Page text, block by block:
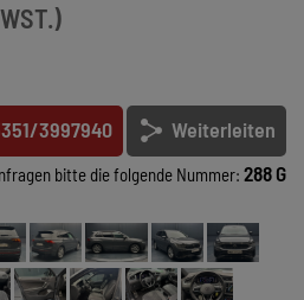
3997940 Weiterleiten
bitte die folgende Nummer: 288 G